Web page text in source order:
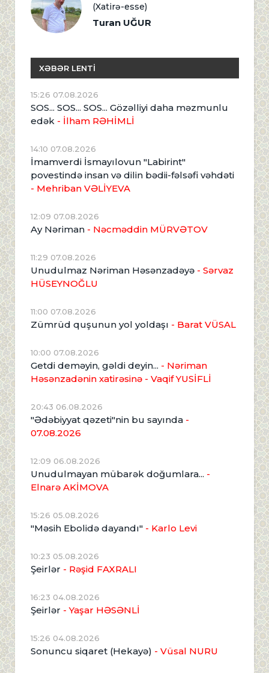
(Xatirə-esse)
Turan UĞUR
XƏBƏR LENTİ
15:26 07.08.2026
SOS... SOS... SOS... Gözəlliyi daha məzmunlu
edək - İlham RƏHİMLİ
14:10 07.08.2026
İmamverdi İsmayılovun "Labirint"
povestində insan və dilin bədii-fəlsəfi vəhdəti
- Mehriban VƏLİYEVA
12:09 07.08.2026
Ay Nəriman - Nəcməddin MÜRVƏTOV
11:29 07.08.2026
Unudulmaz Nəriman Həsənzadəyə - Sərvaz
HÜSEYNOĞLU
11:00 07.08.2026
Zümrüd quşunun yol yoldaşı - Barat VÜSAL
10:00 07.08.2026
Getdi deməyin, gəldi deyin... - Nəriman
Həsənzadənin xatirəsinə - Vaqif YUSİFLİ
20:43 06.08.2026
"Ədəbiyyat qəzeti"nin bu sayında -
07.08.2026
12:09 06.08.2026
Unudulmayan mübarək doğumlara... -
Elnarə AKİMOVA
15:26 05.08.2026
"Məsih Ebolidə dayandı" - Karlo Levi
10:23 05.08.2026
Şeirlər - Rəşid FAXRALI
16:23 04.08.2026
Şeirlər - Yaşar HƏSƏNLİ
15:26 04.08.2026
Sonuncu siqaret (Hekayə) - Vüsal NURU